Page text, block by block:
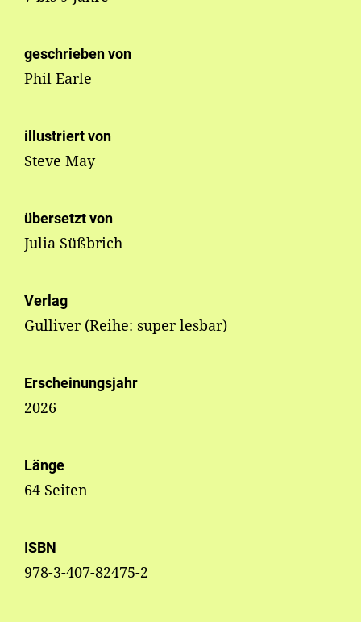
geschrieben von
Phil Earle
illustriert von
Steve May
übersetzt von
Julia Süßbrich
Verlag
Gulliver (Reihe: super lesbar)
Erscheinungsjahr
2026
Länge
64 Seiten
ISBN
978-3-407-82475-2